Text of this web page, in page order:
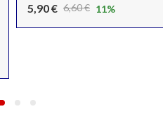
6,60€
Original
5,90€
Η
11%